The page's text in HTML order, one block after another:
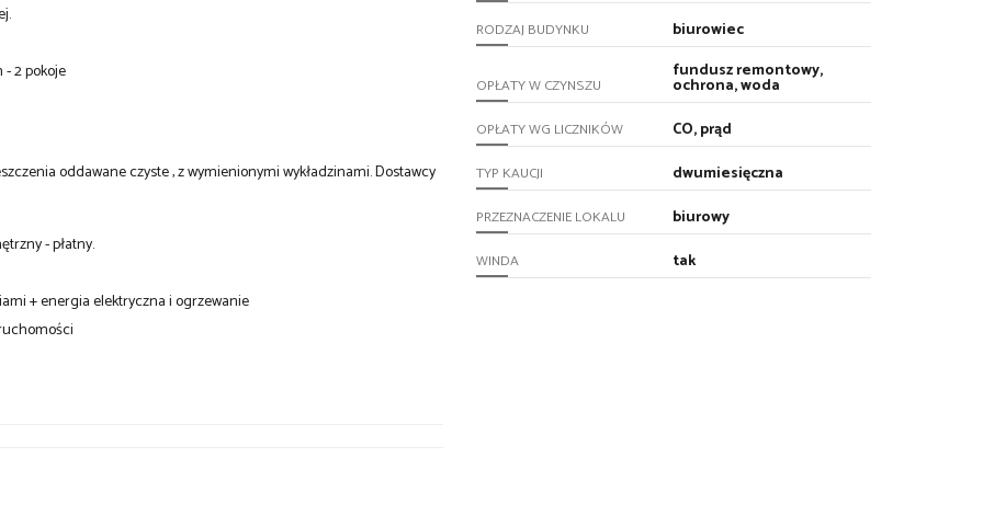
2 pokoje
oddawane czyste , z wymienionymi wykładzinami. Dostawcy
- płatny.
+ energia elektryczna i ogrzewanie
RODZAJ BUDYNKU biurowiec
OPŁATY W CZYNSZU
fundusz remontowy,
ochrona, woda
OPŁATY WG LICZNIKÓW CO, prąd
TYP KAUCJI dwumiesięczna
PRZEZNACZENIE LOKALU biurowy
WINDA tak